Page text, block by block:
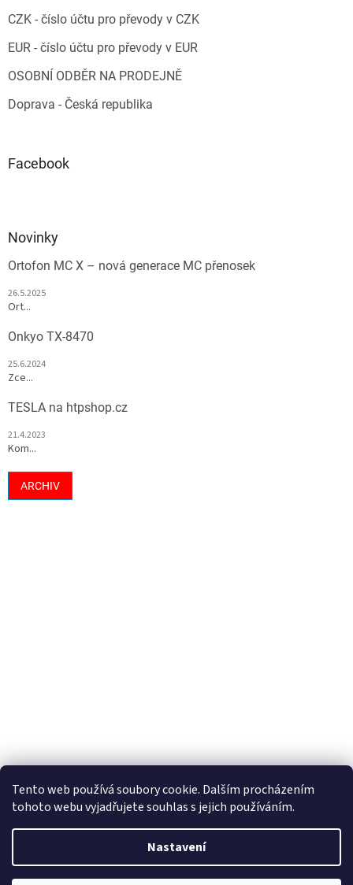
Tento web používá soubory cookie. Dalším procházením
tohoto webu vyjadřujete souhlas s jejich používáním.
Nastavení
CZK - číslo účtu pro převody v CZK
EUR - číslo účtu pro převody v EUR
OSOBNÍ ODBĚR NA PRODEJNĚ
Doprava - Česká republika
Facebook
Novinky
Ortofon MC X – nová generace MC přenosek
26.5.2025
Ort...
Onkyo TX-8470
25.6.2024
Zce...
TESLA na htpshop.cz
21.4.2023
Kom...
ARCHIV